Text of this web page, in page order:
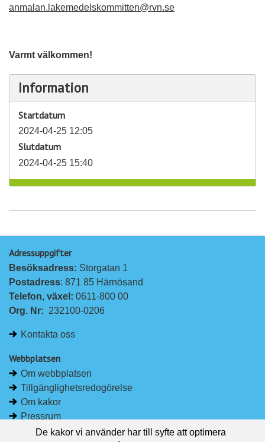
anmalan.lakemedelskommitten@rvn.se
Varmt välkommen!
Information
Startdatum
2024-04-25 12:05
Slutdatum
2024-04-25 15:40
Adressuppgifter
Besöksadress: Storgatan 1
Postadress: 871 85 Härnösand
Telefon, växel: 0611-800 00
Org. Nr: 232100-0206
Kontakta oss
Webbplatsen
Om webbplatsen
Tillgänglighetsredogörelse
Om kakor
Pressrum
De kakor vi använder har till syfte att optimera